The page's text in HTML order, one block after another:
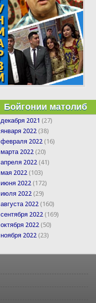
Бойгонии матолиб
декабря 2021 (27)
января 2022 (38)
февраля 2022 (16)
марта 2022 (20)
апреля 2022 (41)
мая 2022 (103)
июня 2022 (172)
июля 2022 (29)
августа 2022 (160)
сентября 2022 (169)
октября 2022 (50)
ноября 2022 (23)